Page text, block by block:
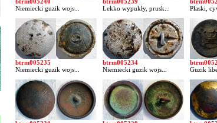
Niemiecki guzik wojs...
Lekko wypukły, prusk...
Płaski,
btrm005235
Niemiecki guzik wojs...
btrm005234
Niemiecki guzik wojs...
Guzik